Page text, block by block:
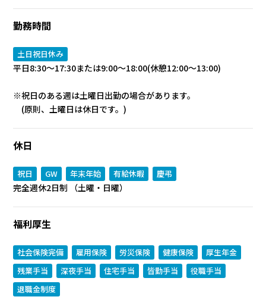
勤務時間
土日祝日休み
平日8:30～17:30または9:00～18:00(休憩12:00～13:00)
※祝日のある週は土曜日出勤の場合があります。
(原則、土曜日は休日です。)
休日
祝日 GW 年末年始 有給休暇 慶弔
完全週休2日制 （土曜・日曜）
福利厚生
社会保険完備 雇用保険 労災保険 健康保険
厚生年金
残業手当
深夜手当 住宅手当 皆勤手当
役職手当
退職金制度